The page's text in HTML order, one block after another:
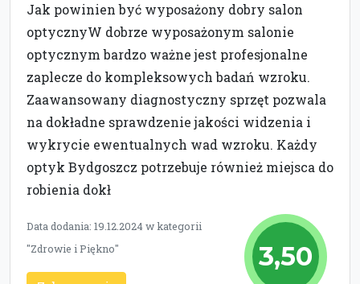
Jak powinien być wyposażony dobry salon
optycznyW dobrze wyposażonym salonie
optycznym bardzo ważne jest profesjonalne
zaplecze do kompleksowych badań wzroku.
Zaawansowany diagnostyczny sprzęt pozwala
na dokładne sprawdzenie jakości widzenia i
wykrycie ewentualnych wad wzroku. Każdy
optyk Bydgoszcz potrzebuje również miejsca do
robienia dokł
3,50
Data dodania: 19.12.2024 w kategorii
"Zdrowie i Piękno"